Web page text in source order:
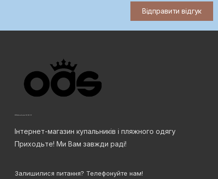
Відправити відгук
Інтернет-магазин купальників і пляжного одягу
Приходьте! Ми Вам завжди раді!
Залишилися питання? Телефонуйте нам!